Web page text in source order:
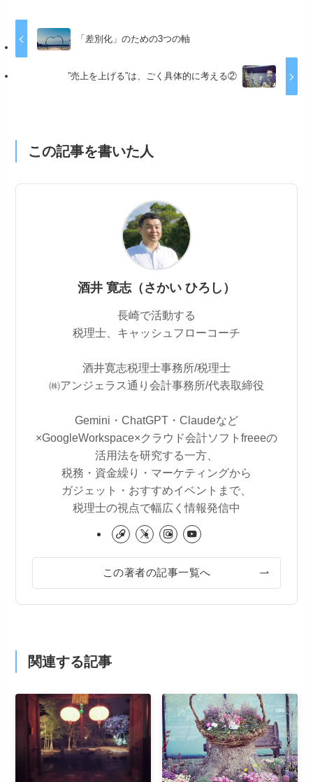
「差別化」のための3つの軸
”売上を上げる”は、ごく具体的に考える②
この記事を書いた人
酒井 寛志（さかい ひろし）
長崎で活動する
税理士、キャッシュフローコーチ
酒井寛志税理士事務所/税理士
㈱アンジェラス通り会計事務所/代表取締役
Gemini・ChatGPT・Claudeなど
×GoogleWorkspace×クラウド会計ソフトfreeeの
活用法を研究する一方、
税務・資金繰り・マーケティングから
ガジェット・おすすめイベントまで、
税理士の視点で幅広く情報発信中
この著者の記事一覧へ
関連する記事